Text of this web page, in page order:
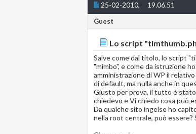
25-02-2010, 19.06.51
Guest
Lo script
Salve come dal titolo, lo script
"mimbo", e come da istruzione
amministrazione di WP il
di default, ma nulla anche in
Giusto per prova, il tutto è
chiedevo e Vi chiedo cosa può
Da qualche sito ingelse ho
nella root centrale, può essere?